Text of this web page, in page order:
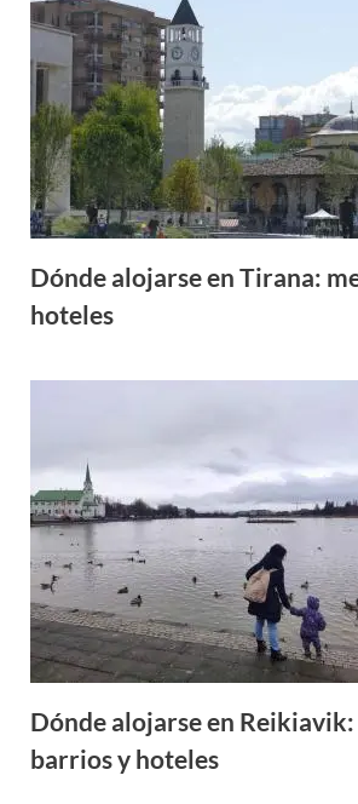
Dónde alojarse en Tirana:
hoteles
Dónde alojarse en
barrios y hoteles